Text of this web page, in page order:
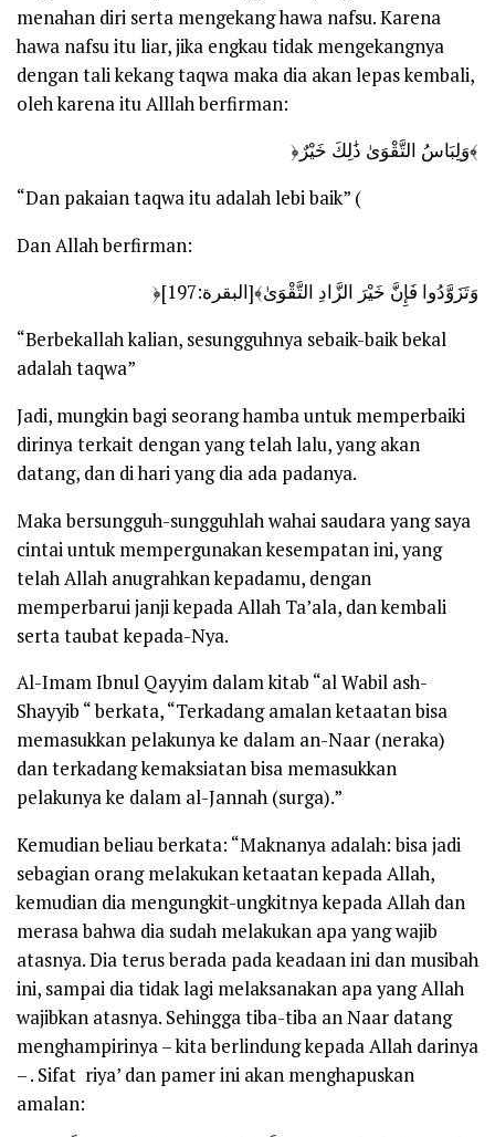
menahan diri serta mengekang hawa nafsu. Karena
hawa nafsu itu liar, jika engkau tidak mengekangnya
dengan tali kekang taqwa maka dia akan lepas kembali,
oleh karena itu Alllah berfirman:
﴿وَلِبَاسُ التَّقْوَىٰ ذَٰلِكَ خَيْرٌ﴾
“Dan pakaian taqwa itu adalah lebi baik” (
Dan Allah berfirman:
﴿وَتَزَوَّدُوا فَإِنَّ خَيْرَ الزَّادِ التَّقْوَىٰ﴾[البقرة:197]
“Berbekallah kalian, sesungguhnya sebaik-baik bekal
adalah taqwa”
Jadi, mungkin bagi seorang hamba untuk memperbaiki
dirinya terkait dengan yang telah lalu, yang akan
datang, dan di hari yang dia ada padanya.
Maka bersungguh-sungguhlah wahai saudara yang saya
cintai untuk mempergunakan kesempatan ini, yang
telah Allah anugrahkan kepadamu, dengan
memperbarui janji kepada Allah Ta’ala, dan kembali
serta taubat kepada-Nya.
Al-Imam Ibnul Qayyim dalam kitab “al Wabil ash-
Shayyib “berkata, “Terkadang amalan ketaatan bisa
memasukkan pelakunya ke dalam an-Naar (neraka)
dan terkadang kemaksiatan bisa memasukkan
pelakunya ke dalam al-Jannah (surga).”
Kemudian beliau berkata: “Maknanya adalah: bisa jadi
sebagian orang melakukan ketaatan kepada Allah,
kemudian dia mengungkit-ungkitnya kepada Allah dan
merasa bahwa dia sudah melakukan apa yang wajib
atasnya. Dia terus berada pada keadaan ini dan musibah
ini, sampai dia tidak lagi melaksanakan apa yang Allah
wajibkan atasnya. Sehingga tiba-tiba an Naar datang
menghampirinya – kita berlindung kepada Allah darinya
– . Sifat riya’ dan pamer ini akan menghapuskan
amalan: